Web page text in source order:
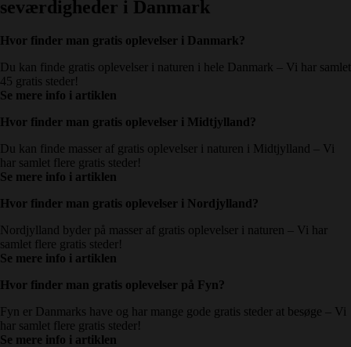
seværdigheder i Danmark
Hvor finder man gratis oplevelser i Danmark?
Du kan finde gratis oplevelser i naturen i hele Danmark – Vi har samlet
45 gratis steder!
Se mere info i artiklen
Hvor finder man gratis oplevelser i Midtjylland?
Du kan finde masser af gratis oplevelser i naturen i Midtjylland – Vi
har samlet flere gratis steder!
Se mere info i artiklen
Hvor finder man gratis oplevelser i Nordjylland?
Nordjylland byder på masser af gratis oplevelser i naturen – Vi har
samlet flere gratis steder!
Se mere info i artiklen
Hvor finder man gratis oplevelser på Fyn?
Fyn er Danmarks have og har mange gode gratis steder at besøge – Vi
har samlet flere gratis steder!
Se mere info i artiklen